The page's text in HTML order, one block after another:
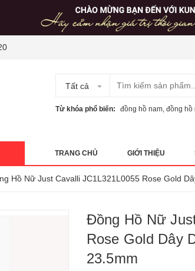
Tất cả
Từ khóa phổ biến: đồng hồ nam đồng hồ
TRANG CHỦ GIỚI THIỆU
Hồ Nữ Just Cavalli JC1L321L0055 Rose Gold
Đồng Hồ Nữ
Rose Gold Dây
23.5mm